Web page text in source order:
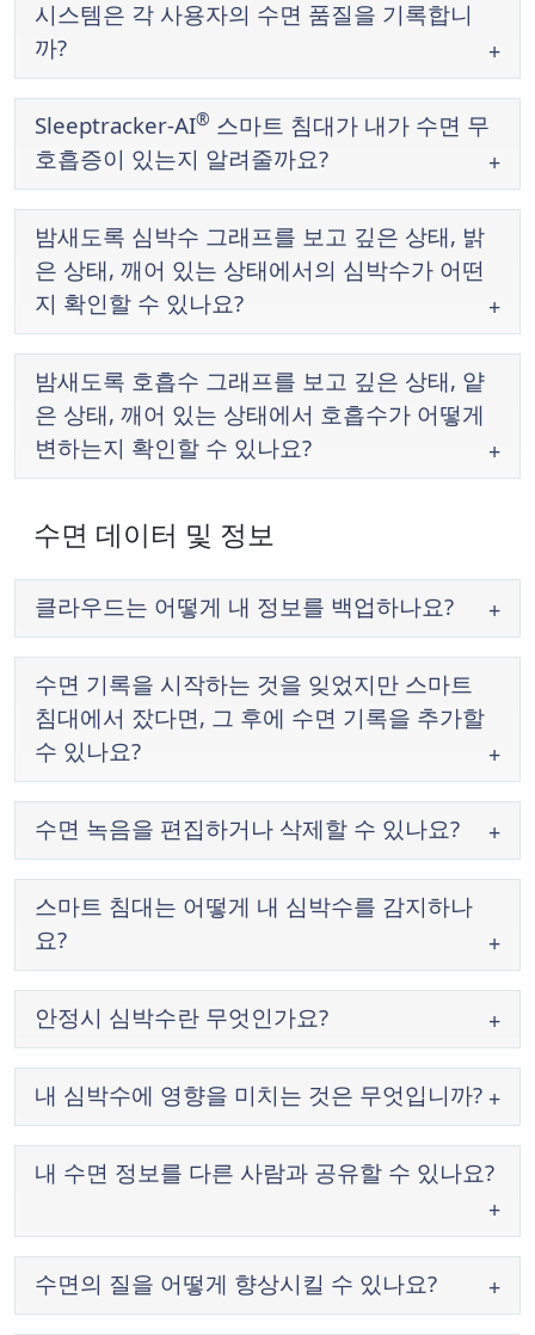
시스템은 각 사용자의 수면 품질을 기록합니
까?
Sleeptracker-AI® 스마트 침대가 내가 수면 무
호흡증이 있는지 알려줄까요?
밤새도록 심박수 그래프를 보고 깊은 상태, 밝
은 상태, 깨어 있는 상태에서의 심박수가 어떤
지 확인할 수 있나요?
밤새도록 호흡수 그래프를 보고 깊은 상태, 얕
은 상태, 깨어 있는 상태에서 호흡수가 어떻게
변하는지 확인할 수 있나요?
수면 데이터 및 정보
클라우드는 어떻게 내 정보를 백업하나요?
수면 기록을 시작하는 것을 잊었지만 스마트
침대에서 잤다면, 그 후에 수면 기록을 추가할
수 있나요?
수면 녹음을 편집하거나 삭제할 수 있나요?
스마트 침대는 어떻게 내 심박수를 감지하나
요?
안정시 심박수란 무엇인가요?
내 심박수에 영향을 미치는 것은 무엇입니까?
내 수면 정보를 다른 사람과 공유할 수 있나요?
수면의 질을 어떻게 향상시킬 수 있나요?